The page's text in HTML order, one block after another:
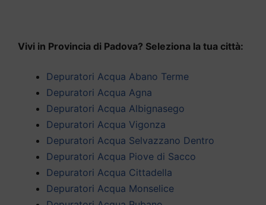
Vivi in Provincia di Padova? Seleziona la tua città:
Depuratori Acqua Abano Terme
Depuratori Acqua Agna
Depuratori Acqua Albignasego
Depuratori Acqua Vigonza
Depuratori Acqua Selvazzano Dentro
Depuratori Acqua Piove di Sacco
Depuratori Acqua Cittadella
Depuratori Acqua Monselice